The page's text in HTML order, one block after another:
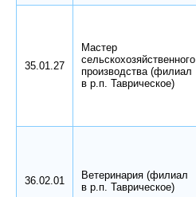
35.01.27
Мастер
сельскохозяйственного
производства (филиал
в р.п. Таврическое)
36.02.01
Ветеринария (филиал
в р.п. Таврическое)